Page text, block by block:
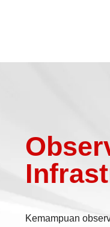
Kemampuan